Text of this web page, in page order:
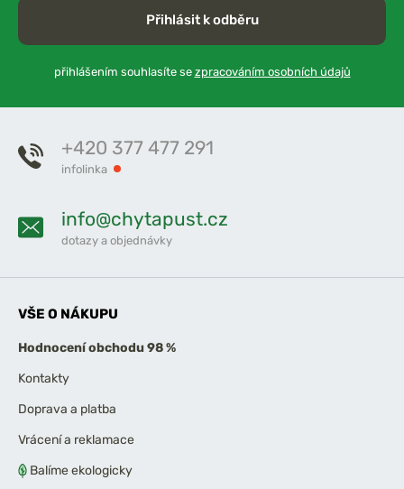
Přihlásit k odběru
přihlášením souhlasíte se zpracováním osobních údajů
+420 377 477 291
infolinka
info@chytapust.cz
dotazy a objednávky
VŠE O NÁKUPU
Hodnocení obchodu 98 %
Kontakty
Doprava a platba
Vrácení a reklamace
Balíme ekologicky